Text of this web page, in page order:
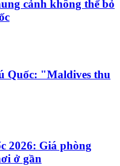
cảnh không thể bỏ
Quốc: "Maldives thu
2026: Giá phòng
ở gần